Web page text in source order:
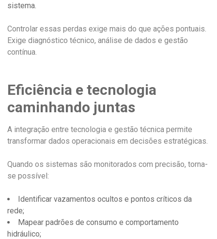
sistema.
Controlar essas perdas exige mais do que ações pontuais.
Exige diagnóstico técnico, análise de dados e gestão
contínua.
Eficiência e tecnologia
caminhando juntas
A integração entre tecnologia e gestão técnica permite
transformar dados operacionais em decisões estratégicas.
Quando os sistemas são monitorados com precisão, torna-
se possível:
Identificar vazamentos ocultos e pontos críticos da
rede;
Mapear padrões de consumo e comportamento
hidráulico;